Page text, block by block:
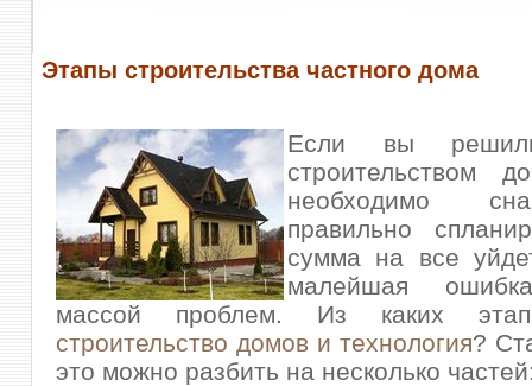
Этапы строительства частного дома
Если вы
строительством
необходимо
правильно
сумма на все
малейшая
массой проблем. Из каких
строительство домов и технология?
это можно разбить на несколько